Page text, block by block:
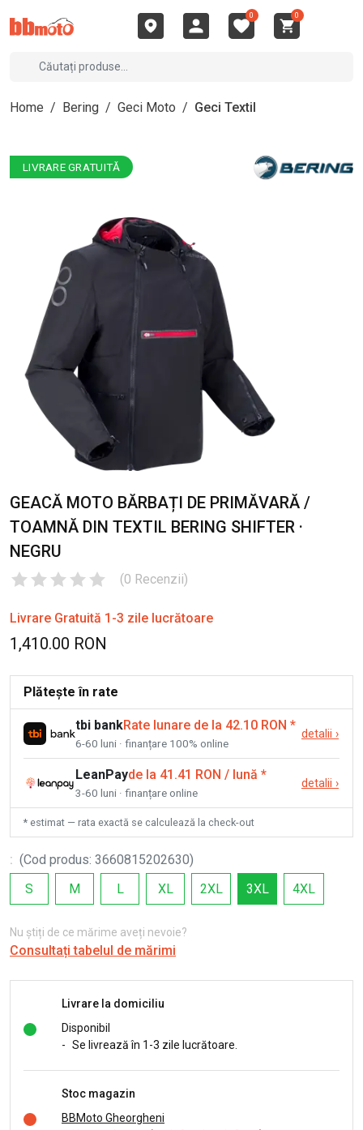
0 0
Home / Bering / Geci Moto / Geci Textil
LIVRARE GRATUITĂ
GEACĂ MOTO BĂRBAȚI DE PRIMĂVARĂ /
TOAMNĂ DIN TEXTIL BERING SHIFTER ·
NEGRU
(0 Recenzii)
Livrare Gratuită 1-3 zile lucrătoare
1,410.00 RON
Plătește în rate
tbi bankRate lunare de la 42.10 RON *
6-60 luni · finanțare 100% online
detalii ›
LeanPayde la 41.41 RON / lună *
3-60 luni · finanțare online
detalii ›
* estimat — rata exactă se calculează la check-out
: (Cod produs: 3660815202630)
S
M L XL 2XL 3XL 4XL
Nu știți de ce mărime aveți nevoie?
Consultați tabelul de mărimi
Livrare la domiciliu
Disponibil
- Se livrează în 1-3 zile lucrătoare.
Stoc magazin
BBMoto Gheorgheni